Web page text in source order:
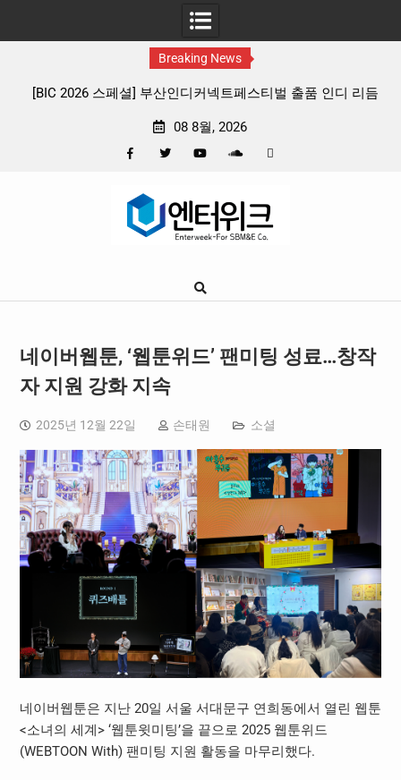
Breaking News
판타지 케이팝 애니메이션 ‘고스트밴드’ 8월 26일(수) 개봉
08 8월, 2026
Google
네이버웹툰, ‘웹툰위드’ 팬미팅 성료…창작
자 지원 강화 지속
2025년 12월 22일 손태원 소셜
네이버웹툰은 지난 20일 서울 서대문구 연희동에서 열린 웹툰
<소녀의 세계> ‘웹툰윗미팅’을 끝으로 2025 웹툰위드
(WEBTOON With) 팬미팅 지원 활동을 마무리했다.